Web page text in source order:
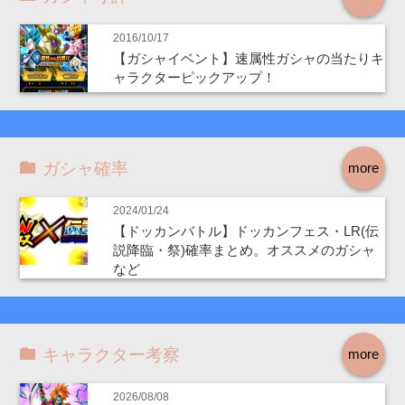
2016/10/17
【ガシャイベント】速属性ガシャの当たりキ
ャラクターピックアップ！
more
ガシャ確率
2024/01/24
【ドッカンバトル】ドッカンフェス・LR(伝
説降臨・祭)確率まとめ。オススメのガシャ
など
more
キャラクター考察
2026/08/08